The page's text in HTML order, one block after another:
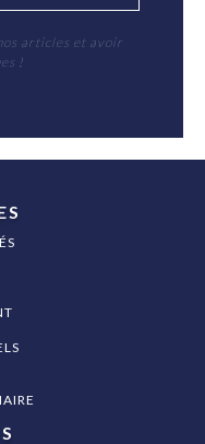
articles et avoir
!